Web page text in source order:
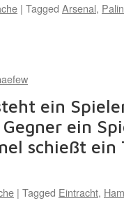
| Tagged Arsenal,
ein
ein
schießt ein
| Tagged Eintracht,